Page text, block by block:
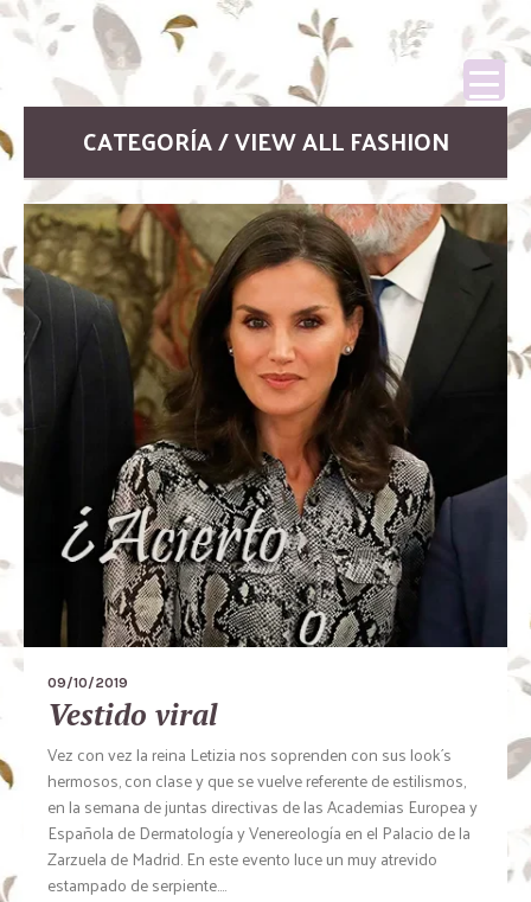
CATEGORÍA / VIEW ALL FASHION
09/10/2019
Vestido viral
Vez con vez la reina Letizia nos soprenden con sus look´s
hermosos, con clase y que se vuelve referente de estilismos,
en la semana de juntas directivas de las Academias Europea y
Española de Dermatología y Venereología en el Palacio de la
Zarzuela de Madrid. En este evento luce un muy atrevido
estampado de serpiente....